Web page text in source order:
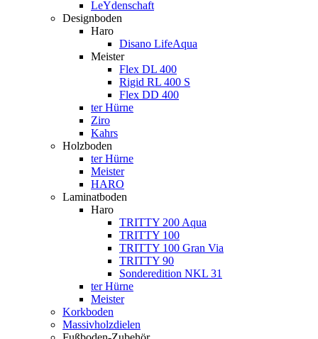
LeYdenschaft
Designboden
Haro
Disano LifeAqua
Meister
Flex DL 400
Rigid RL 400 S
Flex DD 400
ter Hürne
Ziro
Kahrs
Holzboden
ter Hürne
Meister
HARO
Laminatboden
Haro
TRITTY 200 Aqua
TRITTY 100
TRITTY 100 Gran Via
TRITTY 90
Sonderedition NKL 31
ter Hürne
Meister
Korkboden
Massivholzdielen